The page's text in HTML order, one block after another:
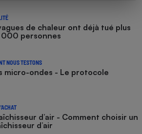
de chaleur ont déjà tué plus
000 personnes
NOUS TESTONS
micro-ondes - Le protocole
d’air - Comment choisir un
d’air